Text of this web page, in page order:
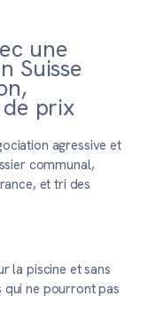
une
Suisse
prix
agressive et
communal,
et tri des
la piscine et sans
qui ne pourront pas